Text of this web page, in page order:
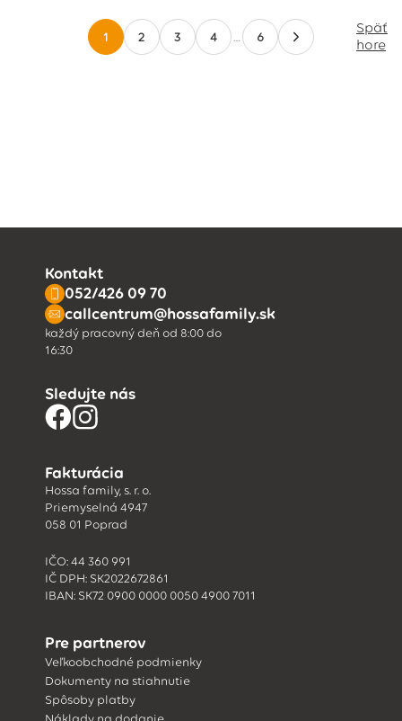
1 2 3 4 … 6
Späť
hore
Kontakt
052/426 09 70
callcentrum@hossafamily.sk
každý pracovný deň od 8:00 do
16:30
Sledujte nás
Fakturácia
Hossa family, s. r. o.
Priemyselná 4947
058 01 Poprad
IČO: 44 360 991
IČ DPH: SK2022672861
IBAN: SK72 0900 0000 0050 4900 7011
Pre partnerov
Veľkoobchodné podmienky
Dokumenty na stiahnutie
Spôsoby platby